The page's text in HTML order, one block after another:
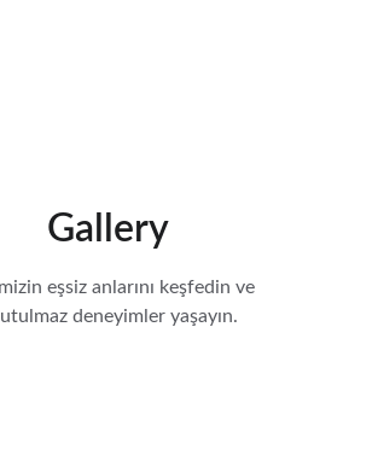
Gallery
eşsiz anlarını keşfedin ve
deneyimler yaşayın.